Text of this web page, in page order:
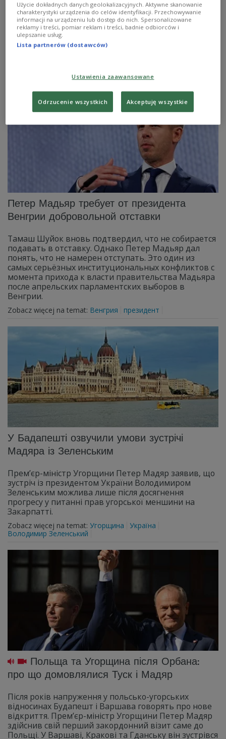
Прем'єр-міністр Угорщини оголосив про
початок операції «Очисний вогонь»
Прем'єр-міністр Угорщини оголосив про початок
широкомасштабної програми змін, які мають
Zobacz więcej na temat:Угорщина
Петер Мадьяр требует от президента
Венгрии добровольной отставки
Тамаш Шуйок вновь подтвердил, что не собирается
подавать в отставку. Однако Петер Мадьяр дал
понять, что не намерен отступать. Это один из
самых серьёзных институциональных конфликтов с
момента прихода к власти правительства Мадьяра
после апрельских парламентских выборов в
Венгрии.
Zobacz więcej na temat: Венгрия президент
У Бадапешті озвучили умови зустрічі
Мадяра із Зеленським
Прем’єр-міністр Угорщини Петер Мадяр заявив, що
зустріч із президентом України Володимиром
Зеленським можлива лише після досягнення
прогресу у питанні прав угорської меншини на
Закарпатті.
Zobacz więcej na temat: Угорщина
Україна
Володимир Зеленський
Польща та Угорщина після Орбана:
про що домовлялися Туск і Мадяр
Після років напруження у польсько-угорських
відносинах Будапешт і Варшава говорять про нове
відкриття. Прем’єр-міністр Угорщини Петер Мадяр
здійснив свій перший закордонний візит саме до
Польщі. У Варшаві, Кракові та Гданську він зустрівся
Użycie dokładnych danych geolokalizacyjnych. Aktywne skanowanie
charakterystyki urządzenia do celów identyfikacji. Przechowywanie
informacji na urządzeniu lub dostęp do nich. Spersonalizowane
reklamy i treści, pomiar reklam i treści, badnie odbiorców i
ulepszanie usług.
Lista partnerów (dostawców)
Ustawienia zaawansowane
Odrzucenie wszystkich Akceptuję wszystkie